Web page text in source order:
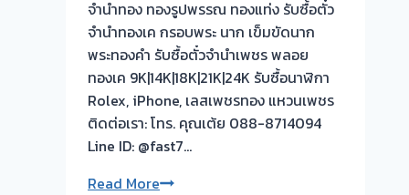
ต้อง
รอ
จบไว
📌
ผล
งาน
วัน
นี➡️รับ
จำนำทอง ทองรูปพรรณ ทองแท่ง รับซื้อตั๋ว
จำนำทองเค กรอบพระ นาก เข็มขัดนาก
พระทองคำ รับซื้อตั๋วจำนำเพชร พลอย
ทองเค 9K|14K|18K|21K|24K รับซื้อนาฬิกา
Rolex, iPhone, เลสเพชรทอง แหวนเพชร
ติดต่อเรา: โทร. คุณเต้ย 088-8714094
Line ID: @fast7…
Read Moreรับ